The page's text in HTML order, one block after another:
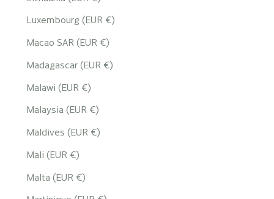
Luxembourg (EUR €)
Macao SAR (EUR €)
Madagascar (EUR €)
Malawi (EUR €)
Malaysia (EUR €)
Maldives (EUR €)
Mali (EUR €)
Malta (EUR €)